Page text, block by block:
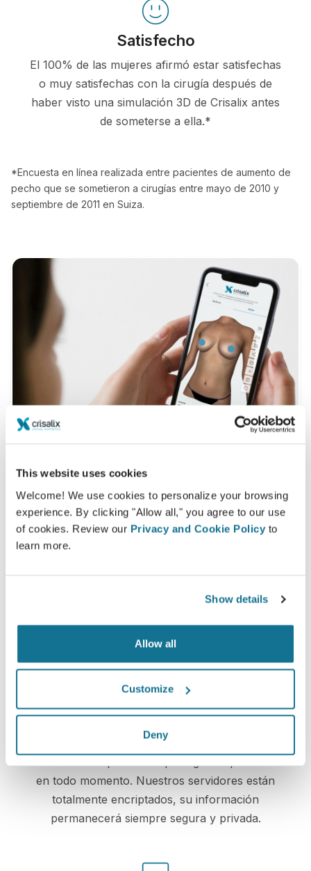
This website uses cookies
Welcome! We use cookies to personalize your browsing
experience. By clicking "Allow all," you agree to our use
of cookies. Review our Privacy and Cookie Policy to
learn more.
Show details
Allow all
Customize
Deny
Satisfecho
El 100% de las mujeres afirmó estar satisfechas
o muy satisfechas con la cirugía después de
haber visto una simulación 3D de Crisalix antes
de someterse a ella.*
*Encuesta en línea realizada entre pacientes de aumento de
pecho que se sometieron a cirugías entre mayo de 2010 y
septiembre de 2011 en Suiza.
¿Quieres saber cómo quedas mejor?
Después de la consulta, Dr Makram Ziade puede
darte acceso para ver tu "nuevo yo" desde casa, con
Fácil y seguro
en todo momento. Nuestros servidores están
totalmente encriptados, su información
permanecerá siempre segura y privada.